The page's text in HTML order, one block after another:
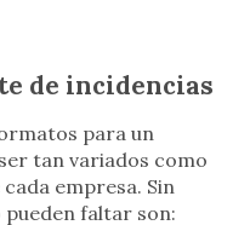
de incidencias
para un
tan variados como
empresa. Sin
pueden faltar son: